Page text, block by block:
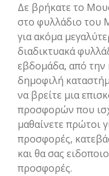
Δε βρήκατε το
στο φυλλάδιο του
για ακόμα
διαδικτυακά
εβδομάδα, από την
δημοφιλή
να βρείτε μια
προσφορών που
μαθαίνετε πρώτοι
προσφορές,
και θα σας
προσφορές.